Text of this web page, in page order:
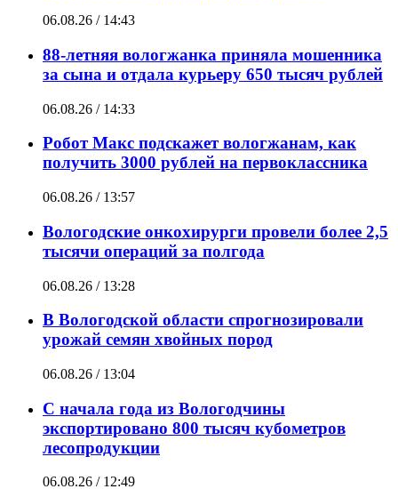
06.08.26 / 14:43
88-летняя вологжанка приняла мошенника
за сына и отдала курьеру 650 тысяч рублей
06.08.26 / 14:33
Робот Макс подскажет вологжанам, как
получить 3000 рублей на первоклассника
06.08.26 / 13:57
Вологодские онкохирурги провели более 2,5
тыcячи операций за полгода
06.08.26 / 13:28
В Вологодской области спрогнозировали
урожай семян хвойных пород
06.08.26 / 13:04
С начала года из Вологодчины
экспортировано 800 тысяч кубометров
лесопродукции
06.08.26 / 12:49